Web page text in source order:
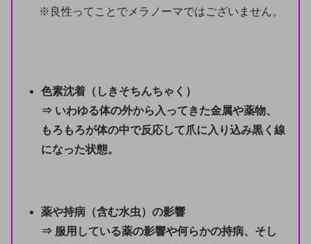
※良性ってことでメラノーマではございません。
色素沈着（しきそちんちゃく）
⇒ いわゆる体の外から入ってきた金属や薬物、
もろもろが体の中で反応して爪に入り込み黒く線
になった状態。
薬や持病（含む水虫）の影響
⇒ 服用している薬の影響や何らかの持病、そし